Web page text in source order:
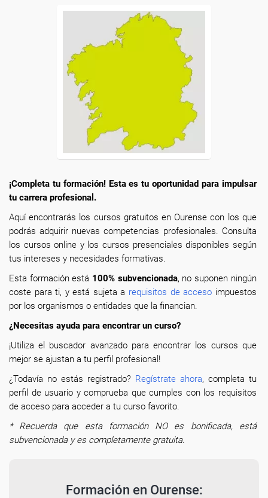
¡Completa tu formación! Esta es tu oportunidad para impulsar
tu carrera profesional.
Aquí encontrarás los cursos gratuitos en Ourense con los que
podrás adquirir nuevas competencias profesionales. Consulta
los cursos online y los cursos presenciales disponibles según
tus intereses y necesidades formativas.
Esta formación está 100% subvencionada, no suponen ningún
coste para ti, y está sujeta a requisitos de acceso impuestos
por los organismos o entidades que la financian.
¿Necesitas ayuda para encontrar un curso?
¡Utiliza el buscador avanzado para encontrar los cursos que
mejor se ajustan a tu perfil profesional!
¿Todavía no estás registrado? Regístrate ahora, completa tu
perfil de usuario y comprueba que cumples con los requisitos
de acceso para acceder a tu curso favorito.
* Recuerda que esta formación NO es bonificada, está
subvencionada y es completamente gratuita.
Formación en Ourense: